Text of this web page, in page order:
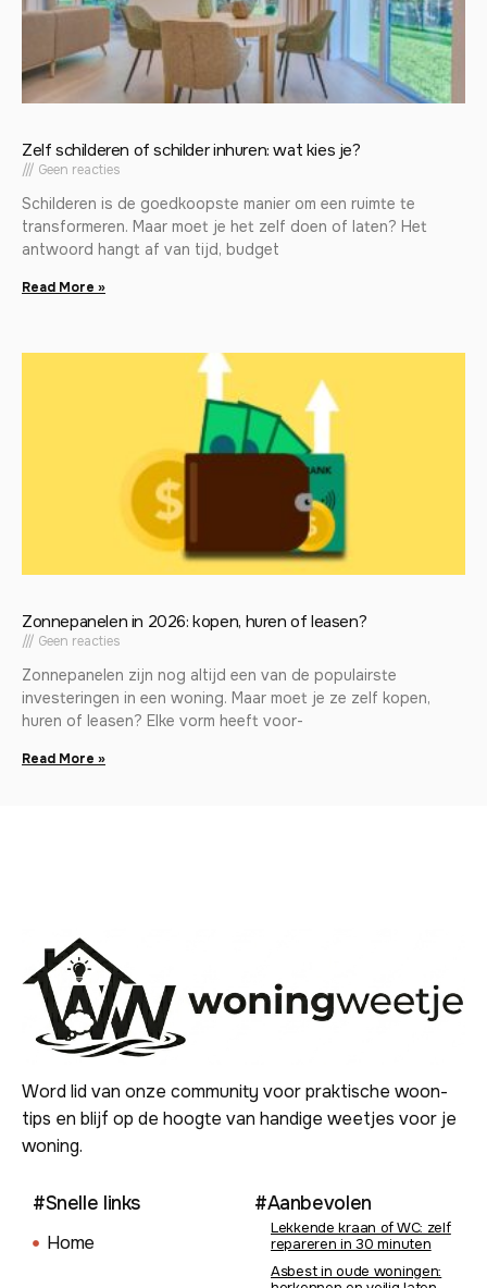
Zelf schilderen of schilder inhuren: wat kies je?
Geen reacties
Schilderen is de goedkoopste manier om een ruimte te
transformeren. Maar moet je het zelf doen of laten? Het
antwoord hangt af van tijd, budget
Read More »
Zonnepanelen in 2026: kopen, huren of leasen?
Geen reacties
Zonnepanelen zijn nog altijd een van de populairste
investeringen in een woning. Maar moet je ze zelf kopen,
huren of leasen? Elke vorm heeft voor-
Read More »
Word lid van onze community voor praktische woon-
tips en blijf op de hoogte van handige weetjes voor je
woning.
#Snelle links
Home
#Aanbevolen
Lekkende kraan of WC: zelf
repareren in 30 minuten
Asbest in oude woningen: